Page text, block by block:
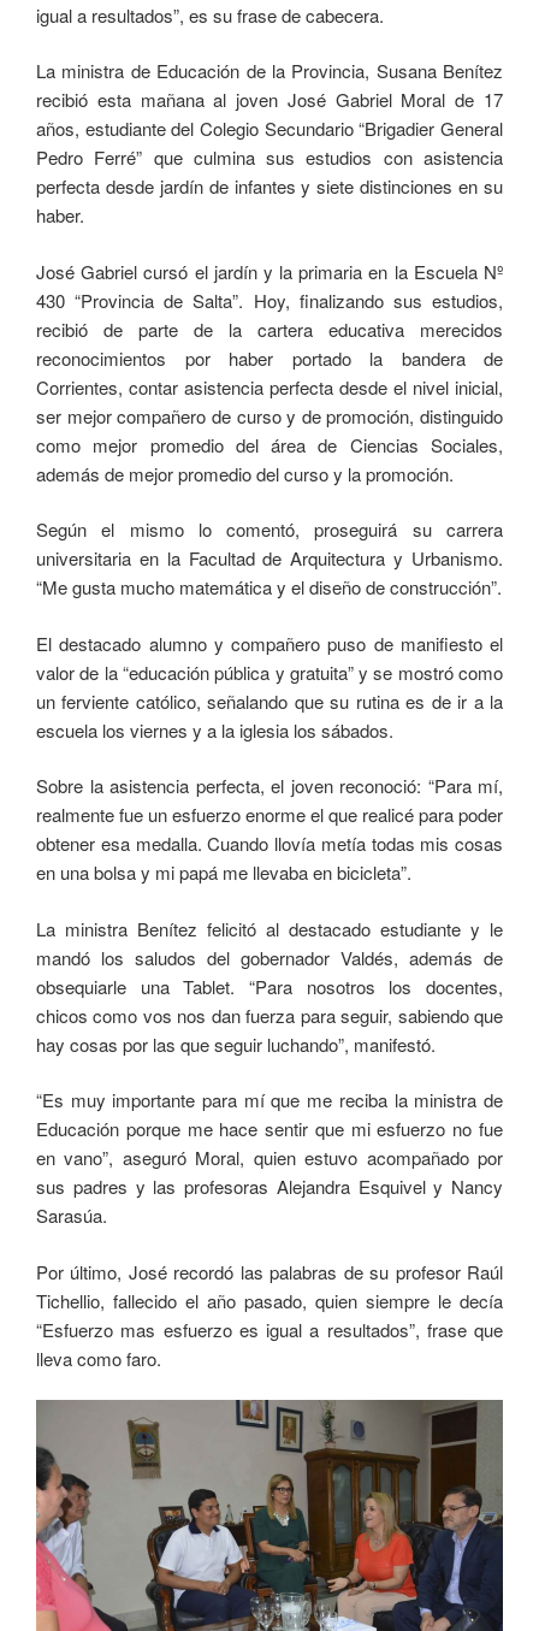
igual a resultados”, es su frase de cabecera.
La ministra de Educación de la Provincia, Susana Benítez
recibió esta mañana al joven José Gabriel Moral de 17
años, estudiante del Colegio Secundario “Brigadier General
Pedro Ferré” que culmina sus estudios con asistencia
perfecta desde jardín de infantes y siete distinciones en su
haber.
José Gabriel cursó el jardín y la primaria en la Escuela Nº
430 “Provincia de Salta”. Hoy, finalizando sus estudios,
recibió de parte de la cartera educativa merecidos
reconocimientos por haber portado la bandera de
Corrientes, contar asistencia perfecta desde el nivel inicial,
ser mejor compañero de curso y de promoción, distinguido
como mejor promedio del área de Ciencias Sociales,
además de mejor promedio del curso y la promoción.
Según el mismo lo comentó, proseguirá su carrera
universitaria en la Facultad de Arquitectura y Urbanismo.
“Me gusta mucho matemática y el diseño de construcción”.
El destacado alumno y compañero puso de manifiesto el
valor de la “educación pública y gratuita” y se mostró como
un ferviente católico, señalando que su rutina es de ir a la
escuela los viernes y a la iglesia los sábados.
Sobre la asistencia perfecta, el joven reconoció: “Para mí,
realmente fue un esfuerzo enorme el que realicé para poder
obtener esa medalla. Cuando llovía metía todas mis cosas
en una bolsa y mi papá me llevaba en bicicleta”.
La ministra Benítez felicitó al destacado estudiante y le
mandó los saludos del gobernador Valdés, además de
obsequiarle una Tablet. “Para nosotros los docentes,
chicos como vos nos dan fuerza para seguir, sabiendo que
hay cosas por las que seguir luchando”, manifestó.
“Es muy importante para mí que me reciba la ministra de
Educación porque me hace sentir que mi esfuerzo no fue
en vano”, aseguró Moral, quien estuvo acompañado por
sus padres y las profesoras Alejandra Esquivel y Nancy
Sarasúa.
Por último, José recordó las palabras de su profesor Raúl
Tichellio, fallecido el año pasado, quien siempre le decía
“Esfuerzo mas esfuerzo es igual a resultados”, frase que
lleva como faro.